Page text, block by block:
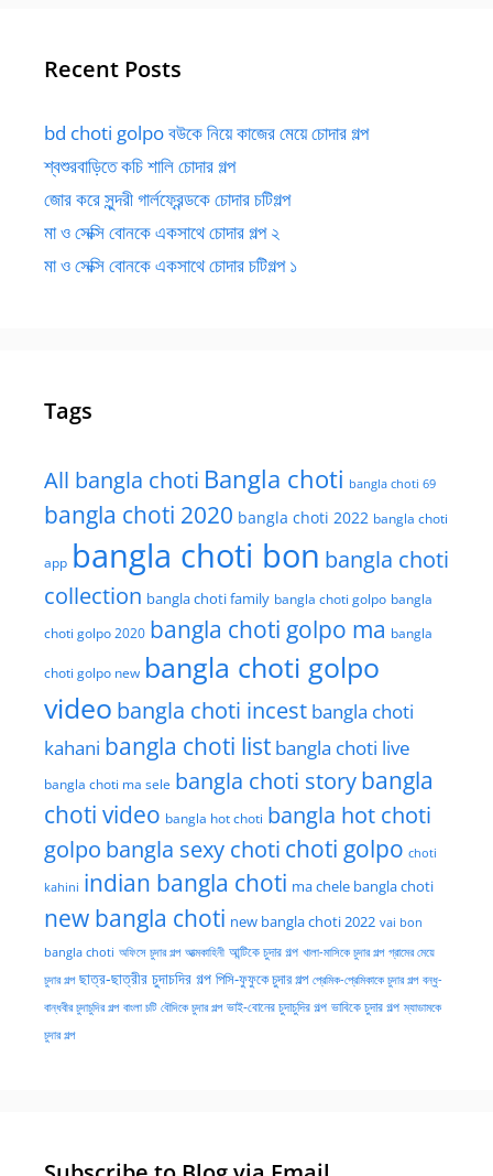
Recent Posts
bd choti golpo বউকে নিয়ে কাজের মেয়ে চোদার গল্প
শ্বশুরবাড়িতে কচি শালি চোদার গল্প
জোর করে সুন্দরী গার্লফ্রেন্ডকে চোদার চটিগল্প
মা ও সেক্সি বোনকে একসাথে চোদার গল্প ২
মা ও সেক্সি বোনকে একসাথে চোদার চটিগল্প ১
Tags
All bangla choti Bangla choti bangla choti 69
bangla choti 2020 bangla choti 2022 bangla choti
app bangla choti bon bangla choti
collection bangla choti family bangla choti golpo bangla
choti golpo 2020 bangla choti golpo ma bangla
choti golpo new bangla choti golpo
video bangla choti incest bangla choti
kahani bangla choti list bangla choti live
bangla choti ma sele bangla choti storybangla
choti video bangla hot choti bangla hot choti
golpo bangla sexy choti choti golpo choti
kahini indian bangla choti ma chele bangla choti
new bangla choti new bangla choti 2022 vai bon
bangla choti অফিসে চুদার গল্প আত্মকাহিনী আন্টিকে চুদার গল্প খালা-মাসিকে চুদার গল্প গ্রামের মেয়ে
চুদার গল্প ছাত্র-ছাত্রীর চুদাচদির গল্প পিসি-ফুফুকে চুদার গল্প প্রেমিক-প্রেমিকাকে চুদার গল্প বন্ধু-
বান্ধবীর চুদাচুদির গল্প বাংলা চটি বৌদিকে চুদার গল্প ভাই-বোনের চুদাচুদির গল্প ভাবিকে চুদার গল্প ম্যাডামকে
চুদার গল্প